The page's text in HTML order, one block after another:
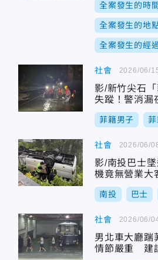
全案發生的時
全案發生的地
全案發生的經
社會
影/新竹尖石
失蹤！警消漏
菲籍男子
2026/06/
社會
影/南投巴士
機竟無營業大
南投 巴士
2026/06/
社會
男北車大廳踹
情節嚴重 建
2026/06/